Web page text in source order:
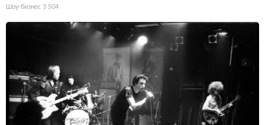
Шоу-бизнес 3 504